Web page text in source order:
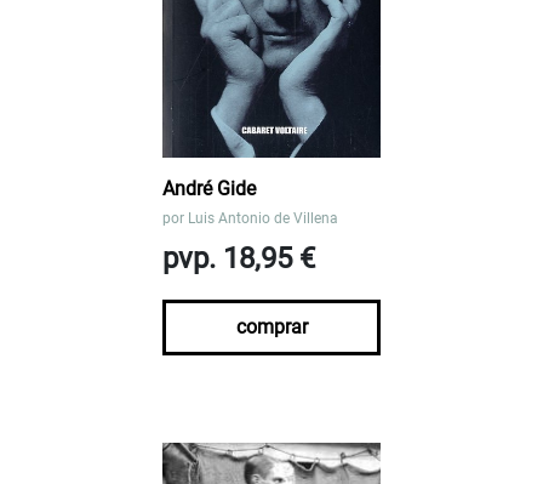
André Gide
por Luis Antonio de Villena
pvp. 18,95 €
comprar